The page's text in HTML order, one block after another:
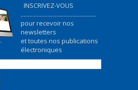
INSCRIVEZ-VOUS
...................................................
pour recevoir nos
newsletters
et toutes nos publications
électroniques